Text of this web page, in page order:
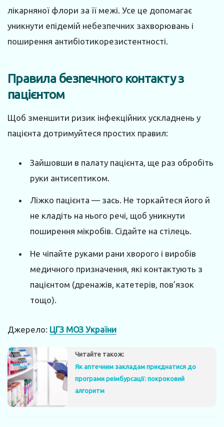
лікарняної флори за її межі. Усе це допомагає
уникнути епідемій небезпечних захворювань і
поширення антибіотикорезистентності.
Правила безпечного контакту з
пацієнтом
Щоб зменшити ризик інфекційних ускладнень у
пацієнта дотримуйтеся простих правил:
Зайшовши в палату пацієнта, ще раз обробіть
руки антисептиком.
Ліжко пацієнта — зась. Не торкайтеся його й
не кладіть на нього речі, щоб уникнути
поширення мікробів. Сідайте на стілець.
Не чіпайте руками рани хворого і виробів
медичного призначення, які контактують з
пацієнтом (дренажів, катетерів, пов’язок
тощо).
Джерело: ЦГЗ МОЗ України
Читайте також:
Як аптечним закладам приєднатися до
програми реімбурсації: покроковий
алгоритм